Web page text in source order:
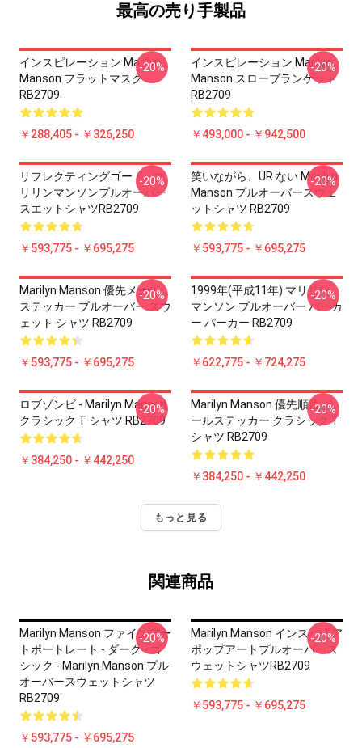
最高の売り手製品
インスピレーション Marilyn
Manson フラットマスク
RB2709
￥288,405 - ￥326,250
-20%
インスピレーション Marilyn
Manson スローブランケット
RB2709
￥493,000 - ￥942,500
-20%
リフレクティングゴード - マ
リリンマンソンプルオーバー
スエットシャツRB2709
￥593,775 - ￥695,275
-20%
笑いながら、UR ない Marilyn
Manson プルオーバースウェ
ットシャツ RB2709
￥593,775 - ￥695,275
-20%
Marilyn Manson 優先メール
ステッカー プルオーバー スウ
ェット シャツ RB2709
￥593,775 - ￥695,275
-20%
1999年(平成11年) マリリン
マンソン プルオーバー パーカ
ー パーカー RB2709
￥622,775 - ￥724,275
-20%
ロブゾンビ - Marilyn Manson
クラシック T シャツ RB2709
￥384,250 - ￥442,250
-20%
Marilyn Manson 優先順位 メ
ールステッカー クラシック T
シャツ RB2709
￥384,250 - ￥442,250
-20%
もっと見る
関連商品
Marilyn Manson ファインアー
トポートレート - ダーク - ゴ
シック - Marilyn Manson プル
オーバースウェットシャツ
RB2709
￥593,775 - ￥695,275
-20%
Marilyn Manson インスパイア
ポップアートプルオーバース
ウェットシャツRB2709
￥593,775 - ￥695,275
-20%